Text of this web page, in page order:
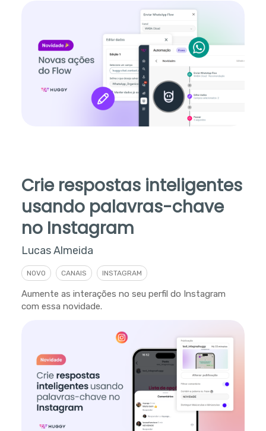
Crie respostas inteligentes
usando palavras-chave
no Instagram
Lucas Almeida
NOVO CANAIS INSTAGRAM
Aumente as interações no seu perfil do Instagram
com essa novidade.